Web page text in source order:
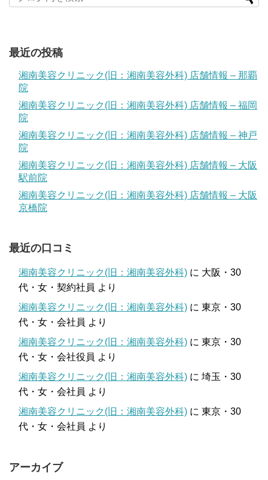
最近の投稿
湘南美容クリニック(旧：湘南美容外科) 店舗情報 – 那覇
院
湘南美容クリニック(旧：湘南美容外科) 店舗情報 – 福岡
院
湘南美容クリニック(旧：湘南美容外科) 店舗情報 – 神戸
院
湘南美容クリニック(旧：湘南美容外科) 店舗情報 – 大阪
駅前院
湘南美容クリニック(旧：湘南美容外科) 店舗情報 – 大阪
京橋院
最近の口コミ
湘南美容クリニック(旧：湘南美容外科) に 大阪・30
代・女・契約社員 より
湘南美容クリニック(旧：湘南美容外科) に 東京・30
代・女・会社員 より
湘南美容クリニック(旧：湘南美容外科) に 東京・30
代・女・会社役員 より
湘南美容クリニック(旧：湘南美容外科) に 埼玉・30
代・女・会社員 より
湘南美容クリニック(旧：湘南美容外科) に 東京・30
代・女・会社員 より
アーカイブ